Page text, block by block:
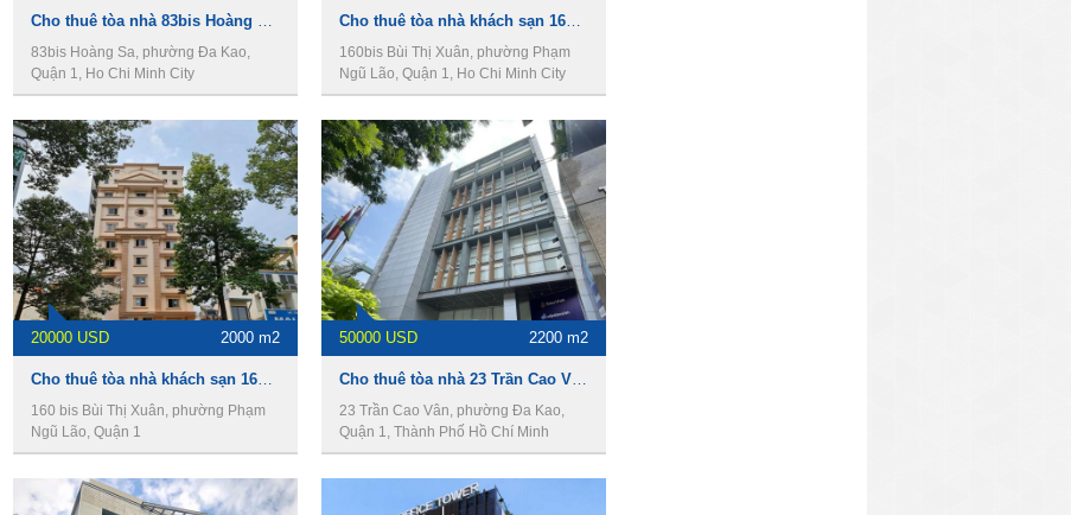
83bis Hoàng Sa, phường Đa Kao,
Quận 1, Ho Chi Minh City
160bis Bùi Thị Xuân, phường Phạm
Ngũ Lão, Quận 1, Ho Chi Minh City
20000 USD 2000 m2
160 bis Bùi Thị Xuân, phường Phạm
Ngũ Lão, Quận 1
50000 USD 2200 m2
23 Trần Cao Vân, phường Đa Kao,
Quận 1, Thành Phố Hồ Chí Minh